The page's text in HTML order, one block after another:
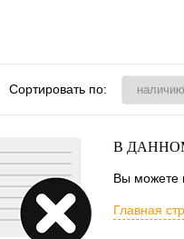
Сортировать по:
В
Вы можете
Главная